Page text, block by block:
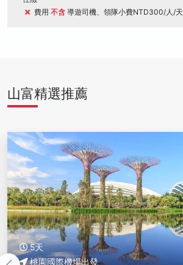
費用 不含 導遊司機、領隊小費NTD300/人/天
山富精選推薦
5天
桃園國際機場出發